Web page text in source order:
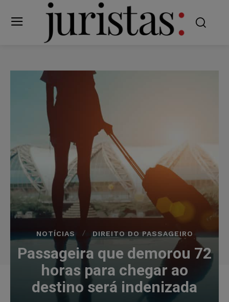
NOTÍCIAS DIREITO DO PASSAGEIRO
Passageira que demorou 72
horas para chegar ao
destino será indenizada